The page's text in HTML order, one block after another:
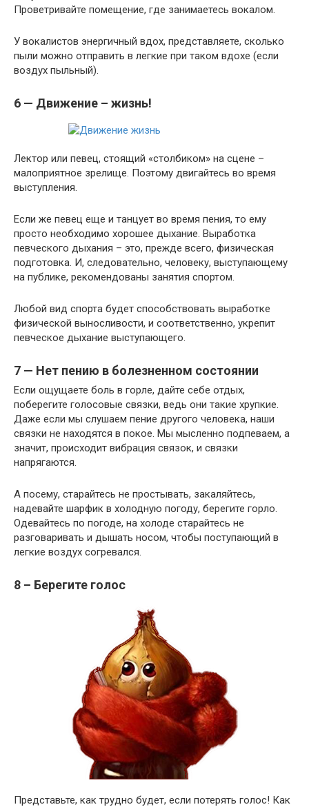
Проветривайте помещение, где занимаетесь вокалом.
У вокалистов энергичный вдох, представляете, сколько
пыли можно отправить в легкие при таком вдохе (если
воздух пыльный).
6 — Движение – жизнь!
Лектор или певец, стоящий «столбиком» на сцене –
малоприятное зрелище. Поэтому двигайтесь во время
выступления.
Если же певец еще и танцует во время пения, то ему
просто необходимо хорошее дыхание. Выработка
певческого дыхания – это, прежде всего, физическая
подготовка. И, следовательно, человеку, выступающему
на публике, рекомендованы занятия спортом.
Любой вид спорта будет способствовать выработке
физической выносливости, и соответственно, укрепит
певческое дыхание выступающего.
7 — Нет пению в болезненном состоянии
Если ощущаете боль в горле, дайте себе отдых,
поберегите голосовые связки, ведь они такие хрупкие.
Даже если мы слушаем пение другого человека, наши
связки не находятся в покое. Мы мысленно подпеваем, а
значит, происходит вибрация связок, и связки
напрягаются.
А посему, старайтесь не простывать, закаляйтесь,
надевайте шарфик в холодную погоду, берегите горло.
Одевайтесь по погоде, на холоде старайтесь не
разговаривать и дышать носом, чтобы поступающий в
легкие воздух согревался.
8 – Берегите голос
Представьте, как трудно будет, если потерять голос! Как